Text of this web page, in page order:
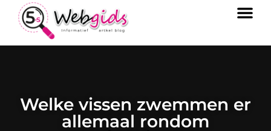
Welke vissen zwemmen er
allemaal rondom